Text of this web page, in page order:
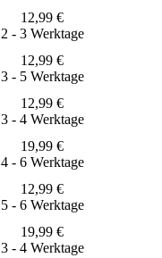
12,99 €
2 - 3 Werktage
12,99 €
3 - 5 Werktage
12,99 €
3 - 4 Werktage
19,99 €
4 - 6 Werktage
12,99 €
5 - 6 Werktage
19,99 €
3 - 4 Werktage